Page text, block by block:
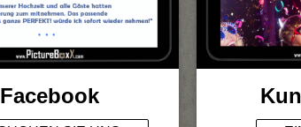
Facebook